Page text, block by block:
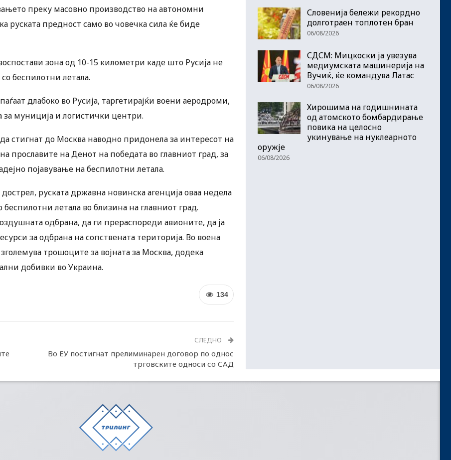
преку масовно производство на автономни
руската предност само во човечка сила ќе биде
зона од 10-15 километри каде што Русија не
беспилотни летала.
длабоко во Русија, таргетирајќи воени аеродроми,
муниција и логистички центри.
стигнат до Москва наводно придонела за интересот на
прославите на Денот на победата во главниот град, за
појавување на беспилотни летала.
руската државна новинска агенција оваа недела
летала во близина на главниот град.
одбрана, да ги прераспореди авионите, да ја
за одбрана на сопствената територија. Во воена
трошоците за војната за Москва, додека
добивки во Украина.
134
СЛЕДНО
Во ЕУ постигнат прелиминарен договор по однос
трговските односи со САД
Словенија бележи рекордно
долготраен топлотен бран
06/08/2026
СДСМ: Мицкоски ја увезува
медиумската машинерија на
Вучиќ, ќе командува Латас
06/08/2026
Хирошима на годишнината
од атомското бомбардирање
повика на целосно
укинување на нуклеарното
оружје
06/08/2026